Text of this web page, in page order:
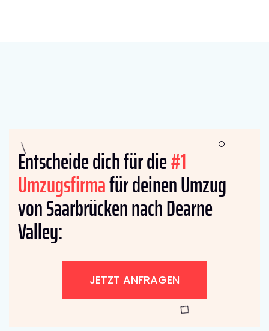
Entscheide dich für die#1
Umzugsfirmafür deinen Umzug
von Saarbrücken nach Dearne
Valley:
JETZT ANFRAGEN